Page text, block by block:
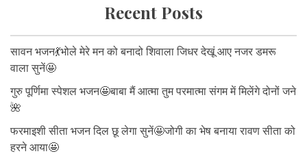
Recent Posts
सावन भजन💃भोले मेरे मन को बनादो शिवाला जिधर देखूं आए नजर डमरू
वाला सुनें🤩
गुरु पूर्णिमा स्पेशल भजन🤩बाबा मैं आत्मा तुम परमात्मा संगम में मिलेंगे दोनों जने
🌺
फरमाइशी सीता भजन दिल छू लेगा सुनें🤩जोगी का भेष बनाया रावण सीता को
हरने आया🤩